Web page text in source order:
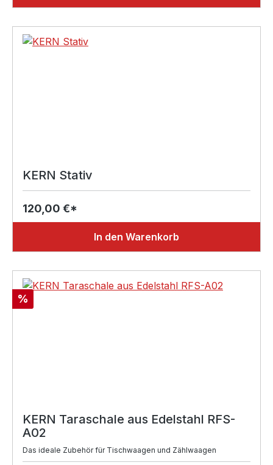
KERN Stativ
120,00 €*
In den Warenkorb
Rabatt
%
KERN Taraschale aus Edelstahl RFS-
A02
Das ideale Zubehör für Tischwaagen und Zählwaagen